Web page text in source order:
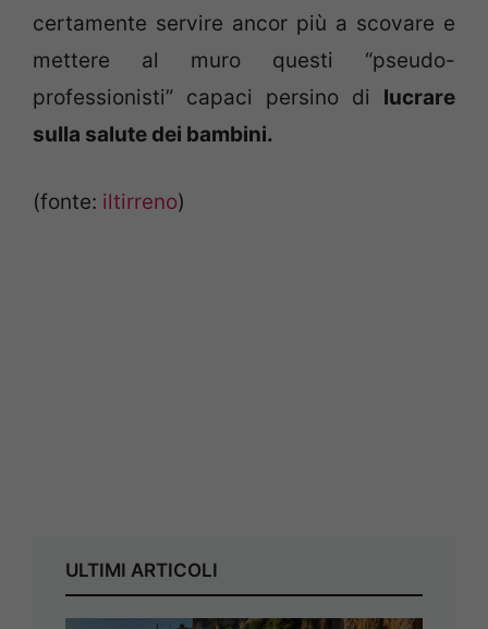
certamente servire ancor più a scovare e
mettere al muro questi “pseudo-
professionisti” capaci persino di lucrare
sulla salute dei bambini.
(fonte: iltirreno)
ULTIMI ARTICOLI